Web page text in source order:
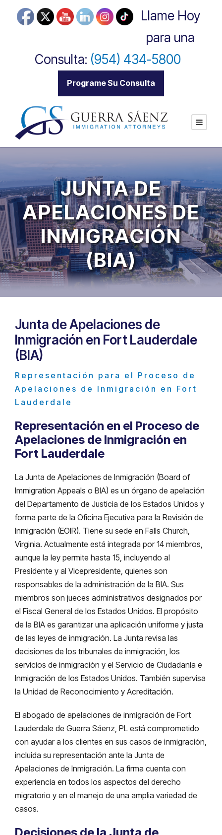
Llame Hoy
para una
Consulta: (954) 434-5800|
Programe Su Consulta
JUNTA DE
APELACIONES DE
INMIGRACIÓN
(BIA)
Junta de Apelaciones de
Inmigración en Fort Lauderdale
(BIA)
Representación para el Proceso de
Apelaciones de Inmigración en Fort
Lauderdale
Representación en el Proceso de
Apelaciones de Inmigración en
Fort Lauderdale
La Junta de Apelaciones de Inmigración (Board of
Immigration Appeals o BIA) es un órgano de apelación
del Departamento de Justicia de los Estados Unidos y
forma parte de la Oficina Ejecutiva para la Revisión de
Inmigración (EOIR). Tiene su sede en Falls Church,
Virginia. Actualmente está integrada por 14 miembros,
aunque la ley permite hasta 15, incluyendo al
Presidente y al Vicepresidente, quienes son
responsables de la administración de la BIA. Sus
miembros son jueces administrativos designados por
el Fiscal General de los Estados Unidos. El propósito
de la BIA es garantizar una aplicación uniforme y justa
de las leyes de inmigración. La Junta revisa las
decisiones de los tribunales de inmigración, los
servicios de inmigración y el Servicio de Ciudadanía e
Inmigración de los Estados Unidos. También supervisa
la Unidad de Reconocimiento y Acreditación.
El abogado de apelaciones de inmigración de Fort
Lauderdale de Guerra Sáenz, PL está comprometido
con ayudar a los clientes en sus casos de inmigración,
incluida su representación ante la Junta de
Apelaciones de Inmigración. La firma cuenta con
experiencia en todos los aspectos del derecho
migratorio y en el manejo de una amplia variedad de
casos.